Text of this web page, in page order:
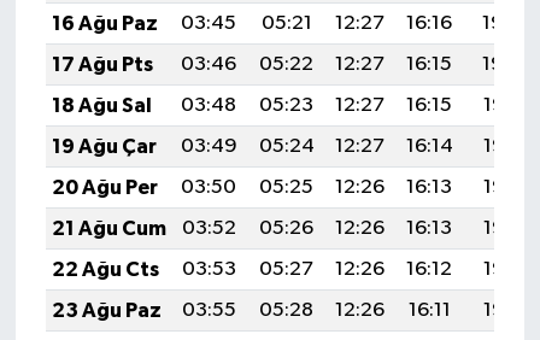
16 Ağu Paz
03:45 05:21 12:27 16:16
19:23
17 Ağu Pts
03:46 05:22 12:27 16:15
19:22
18 Ağu Sal
03:48 05:23 12:27 16:15
19:21
19 Ağu Çar
03:49 05:24 12:27 16:14
19:19
20 Ağu Per
03:50 05:25 12:26 16:13
19:18
21 Ağu Cum
03:52 05:26 12:26 16:13
19:16
22 Ağu Cts
03:53 05:27 12:26 16:12
19:15
23 Ağu Paz
03:55 05:28 12:26 16:11
19:13